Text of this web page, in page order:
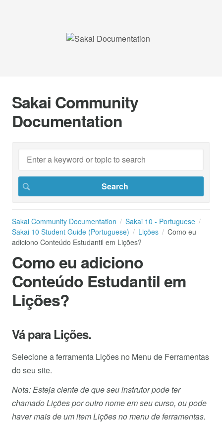
Sakai Community
Documentation
Sakai Community Documentation
Sakai 10 - Portuguese
Sakai 10 Student Guide (Portuguese)
Lições
Como eu
adiciono Conteúdo Estudantil em Lições?
Como eu adiciono
Conteúdo Estudantil em
Lições?
Vá para Lições.
Selecione a ferramenta Lições no Menu de Ferramentas
do seu site.
Nota: Esteja ciente de que seu instrutor pode ter
chamado Lições por outro nome em seu curso, ou pode
haver mais de um item Lições no menu de ferramentas.